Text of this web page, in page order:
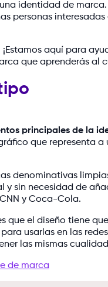
identidad de
personas
aquí para
que aprenderás al
principales de la
que representa
denominativas
sin necesidad de
y Coca-Cola.
el diseño tiene
usarlas en las
las mismas
de marca